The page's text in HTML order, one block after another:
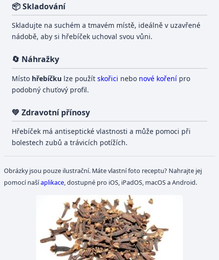
📦 Skladování
Skladujte na suchém a tmavém místě, ideálně v uzavřené
nádobě, aby si hřebíček uchoval svou vůni.
🔄 Náhražky
Místo hřebíčku lze použítskořici nebo nové koření pro
podobný chuťový profil.
💚 Zdravotní přínosy
Hřebíček má antiseptické vlastnosti a může pomoci při
bolestech zubů a trávicích potížích.
Obrázky jsou pouze ilustrační. Máte vlastní foto receptu? Nahrajte jej
pomocí našíaplikace , dostupné pro iOS, iPadOS, macOS a Android.